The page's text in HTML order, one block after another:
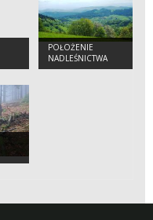
POŁOŻENIE
NADLEŚNICTWA